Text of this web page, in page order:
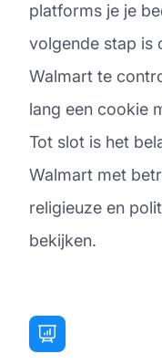
platforms je je
volgende stap is
Walmart te
lang een cookie
Tot slot is het
Walmart met
religieuze en
bekijken.